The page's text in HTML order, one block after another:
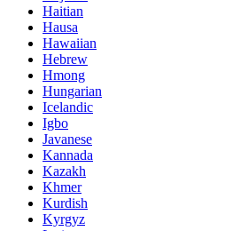
Haitian
Hausa
Hawaiian
Hebrew
Hmong
Hungarian
Icelandic
Igbo
Javanese
Kannada
Kazakh
Khmer
Kurdish
Kyrgyz